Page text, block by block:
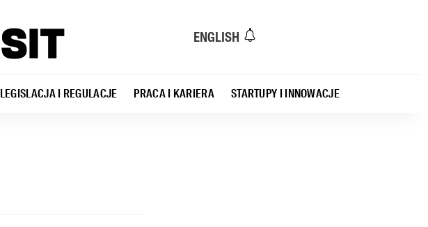
ENGLISH
LEGISLACJA I REGULACJE PRACA I KARIERA STARTUPY I INNOWACJE